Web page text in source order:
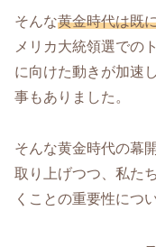
そんな黄金時代は既
メリカ大統領選での
に向けた動きが加速
事もありました。
そんな黄金時代の幕
取り上げつつ、私た
くことの重要性につ